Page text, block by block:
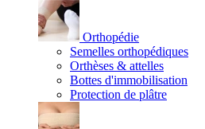
Orthopédie
Semelles orthopédiques
Orthèses & attelles
Bottes d'immobilisation
Protection de plâtre